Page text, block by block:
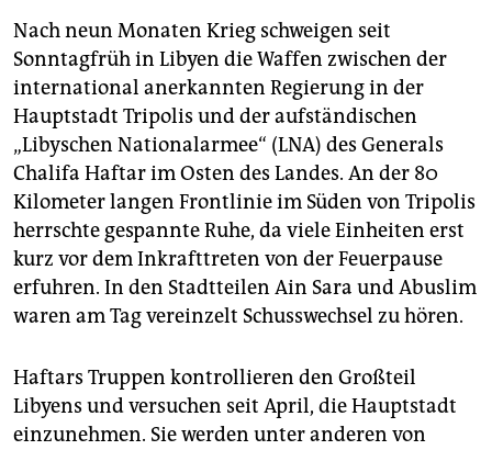
unterstützen
abo
genossenschaft
epaper login
Nach neun Monaten Krieg schweigen seit
Sonntagfrüh in Libyen die Waffen zwischen der
international anerkannten Regierung in der
Hauptstadt Tripolis und der aufständischen
„Libyschen Nationalarmee“ (LNA) des Generals
Chalifa Haftar im Osten des Landes. An der 80
Kilometer langen Frontlinie im Süden von Tripolis
herrschte gespannte Ruhe, da viele Einheiten erst
kurz vor dem Inkrafttreten von der Feuerpause
erfuhren. In den Stadtteilen Ain Sara und Abuslim
waren am Tag vereinzelt Schusswechsel zu hören.
Haftars Truppen kontrollieren den Großteil
Libyens und versuchen seit April, die Hauptstadt
einzunehmen. Sie werden unter anderen von